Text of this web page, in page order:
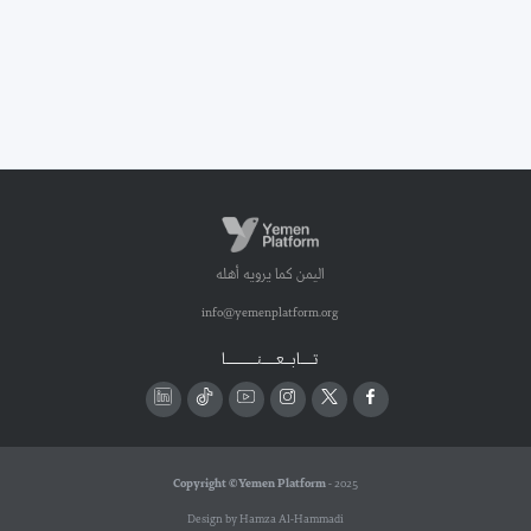
اليمن كما يرويه أهله
info@yemenplatform.org
تـــــابـــعــــــنـــــــــــــا
Copyright © Yemen Platform- 2025
Design by Hamza Al-Hammadi